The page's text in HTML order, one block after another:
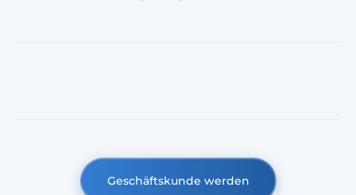
Geschäftskunde werden